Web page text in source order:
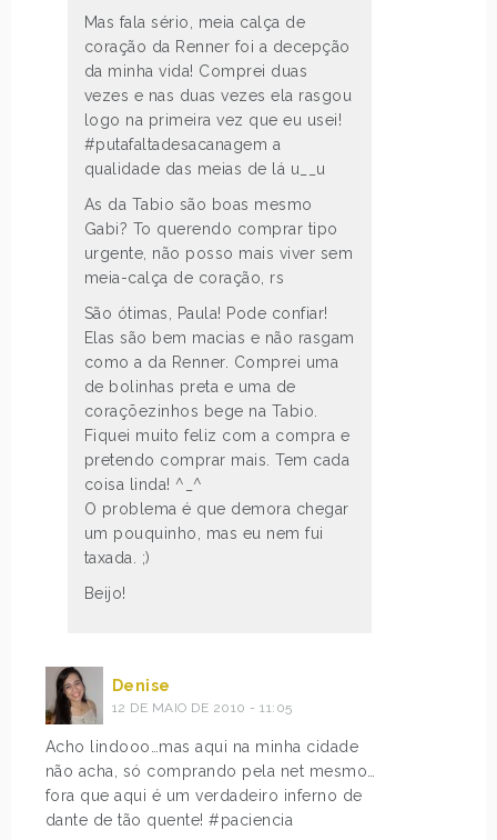
Mas fala sério, meia calça de
coração da Renner foi a decepção
da minha vida! Comprei duas
vezes e nas duas vezes ela rasgou
logo na primeira vez que eu usei!
#putafaltadesacanagem a
qualidade das meias de lá u__u
As da Tabio são boas mesmo
Gabi? To querendo comprar tipo
urgente, não posso mais viver sem
meia-calça de coração, rs
São ótimas, Paula! Pode confiar!
Elas são bem macias e não rasgam
como a da Renner. Comprei uma
de bolinhas preta e uma de
coraçõezinhos bege na Tabio.
Fiquei muito feliz com a compra e
pretendo comprar mais. Tem cada
coisa linda! ^_^
O problema é que demora chegar
um pouquinho, mas eu nem fui
taxada. ;)
Beijo!
Denise
12 DE MAIO DE 2010 - 11:05
Acho lindooo…mas aqui na minha cidade
não acha, só comprando pela net mesmo…
fora que aqui é um verdadeiro inferno de
dante de tão quente! #paciencia